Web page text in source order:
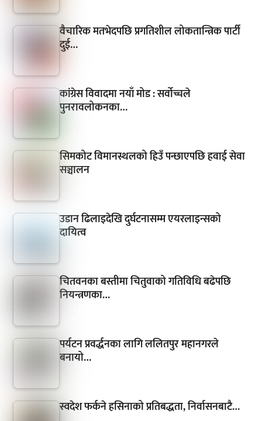
वैचारिक मतभेदपछि प्रगतिशील लोकतान्त्रिक पार्टी
दुई…
कांग्रेस विवादमा नयाँ मोड : सर्वोच्चले
पुनरावलोकनका…
सिमकोट विमानस्थलको हिउँ पन्छाएपछि हवाई सेवा
सञ्चालन
उडान ढिलाइदेखि दुर्घटनासम्म एयरलाइन्सको
दायित्व
चितवनका बस्तीमा चितुवाको गतिविधि बढेपछि
नियन्त्रणका…
पर्यटन प्रवर्द्धनका लागि ललितपुर महानगरले
बनायो…
स्वदेश फर्कने हसिनाको प्रतिबद्धता, निर्वासनबाटै…